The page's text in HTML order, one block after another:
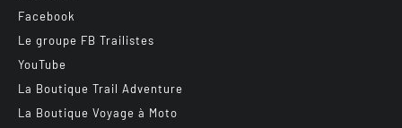
Facebook
Le groupe FB Trailistes
YouTube
La Boutique Trail Adventure
La Boutique Voyage à Moto